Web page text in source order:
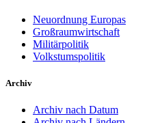
Neuordnung Europas
Großraumwirtschaft
Militärpolitik
Volkstumspolitik
Archiv
Archiv nach Datum